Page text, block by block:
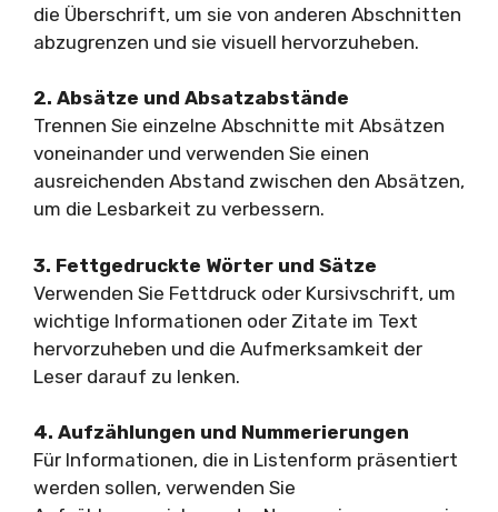
die Überschrift, um sie von anderen Abschnitten
abzugrenzen und sie visuell hervorzuheben.
2. Absätze und Absatzabstände
Trennen Sie einzelne Abschnitte mit Absätzen
voneinander und verwenden Sie einen
ausreichenden Abstand zwischen den Absätzen,
um die Lesbarkeit zu verbessern.
3. Fettgedruckte Wörter und Sätze
Verwenden Sie Fettdruck oder Kursivschrift, um
wichtige Informationen oder Zitate im Text
hervorzuheben und die Aufmerksamkeit der
Leser darauf zu lenken.
4. Aufzählungen und Nummerierungen
Für Informationen, die in Listenform präsentiert
werden sollen, verwenden Sie